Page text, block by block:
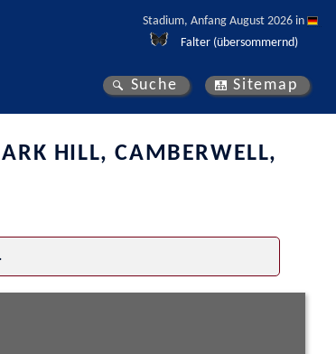
Stadium, Anfang August 2026 in
Falter (übersommernd)
Suche Sitemap
HILL, CAMBERWELL,